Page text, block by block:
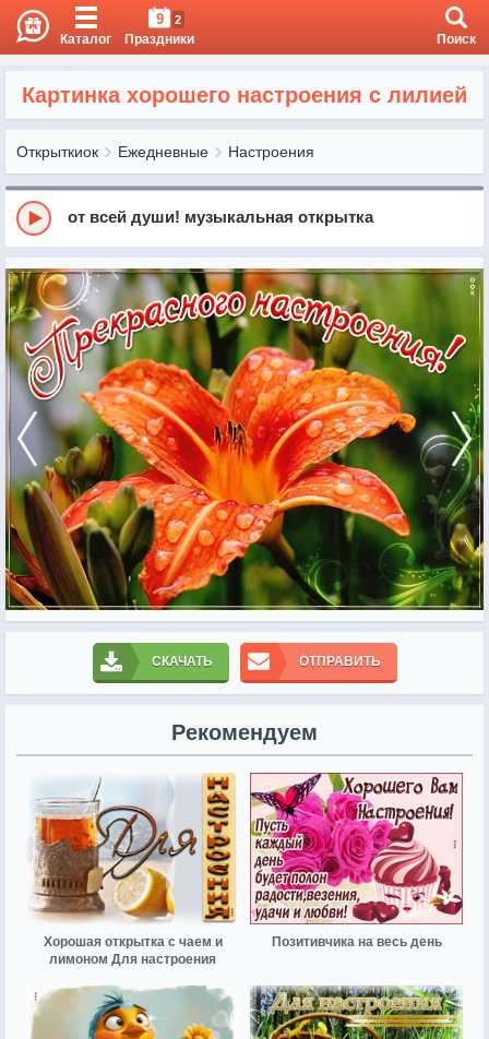
Каталог
9 2
Праздники Поиск
Картинка хорошего настроения с лилией
Открыткиок Ежедневные Настроения
от всей души! музыкальная открытка
СКАЧАТЬ ОТПРАВИТЬ
Рекомендуем
Хорошая открытка с чаем и
лимоном Для настроения
Позитивчика на весь день